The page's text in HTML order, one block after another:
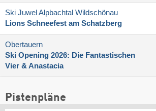
Ski Juwel Alpbachtal Wildschönau
Lions Schneefest am Schatzberg
Obertauern
Ski Opening 2026: Die Fantastischen
Vier & Anastacia
Pistenpläne